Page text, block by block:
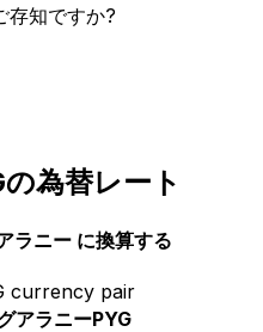
存知ですか?
為替レート
ラニー に換算する
currency pair
アラニーPYG